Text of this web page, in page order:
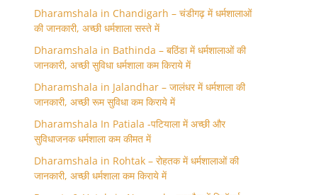
Dharamshala in Chandigarh – चंडीगढ़ में धर्मशालाओं
की जानकारी, अच्छी धर्मशाला सस्ते में
Dharamshala in Bathinda – बठिंडा में धर्मशालाओं की
जानकारी, अच्छी सुविधा धर्मशाला कम किराये में
Dharamshala in Jalandhar – जालंधर में धर्मशाला की
जानकारी, अच्छी रूम सुविधा कम किराये में
Dharamshala In Patiala -पटियाला में अच्छी और
सुविधाजनक धर्मशाला कम कीमत में
Dharamshala in Rohtak – रोहतक में धर्मशालाओं की
जानकारी, अच्छी धर्मशाला कम किराये में